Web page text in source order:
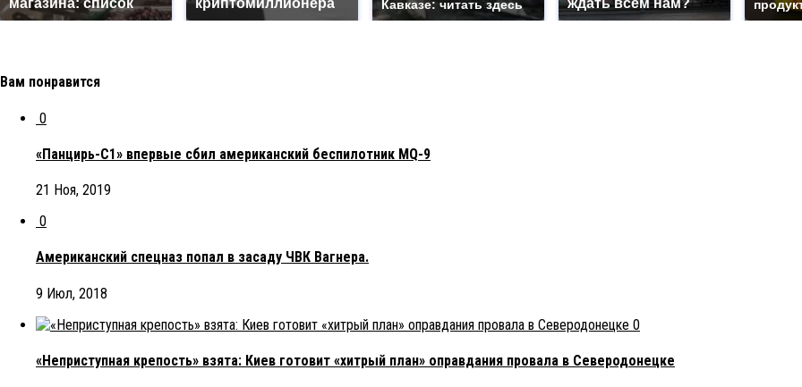
магазина: список
криптомиллионера
Кавказе: читать здесь
ждать всем нам?
Вам понравится
0
«Панцирь-С1» впервые сбил американский беспилотник MQ-9
21 Ноя, 2019
0
Американский спецназ попал в засаду ЧВК Вагнера.
9 Июл, 2018
0
«Неприступная крепость» взята: Киев готовит «хитрый план» оправдания провала в Северодонецке